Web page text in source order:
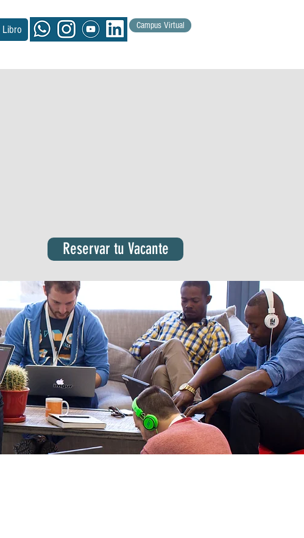
Libro Campus Virtual
Reservar tu Vacante